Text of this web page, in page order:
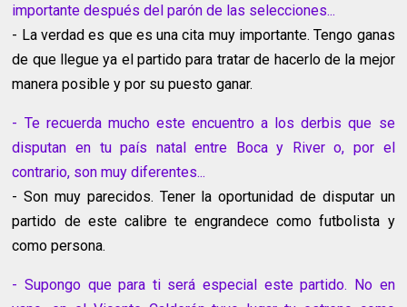
importante después del parón de las selecciones...
- La verdad es que es una cita muy importante. Tengo ganas
de que llegue ya el partido para tratar de hacerlo de la mejor
manera posible y por su puesto ganar.
- Te recuerda mucho este encuentro a los derbis que se
disputan en tu país natal entre Boca y River o, por el
contrario, son muy diferentes...
- Son muy parecidos. Tener la oportunidad de disputar un
partido de este calibre te engrandece como futbolista y
como persona.
- Supongo que para ti será especial este partido. No en